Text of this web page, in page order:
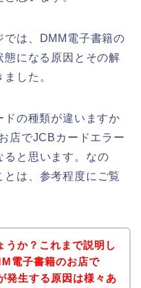
では、DMM電子書籍の
になる原因とその解
した。
ドの種類が違いますか
店でJCBカードエラー
ると思います。なの
は、参考程度にご覧
うか？これまで説明し
電子書籍のお店で
発生する原因は様々あ